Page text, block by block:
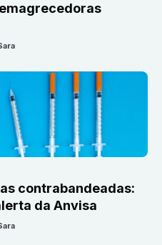
contrabandeadas:
da Anvisa